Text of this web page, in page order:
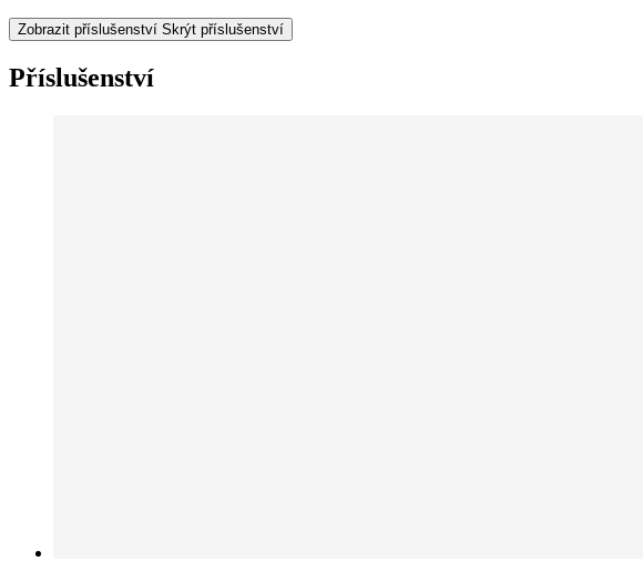
Zobrazit příslušenství Skrýt příslušenství
Příslušenství